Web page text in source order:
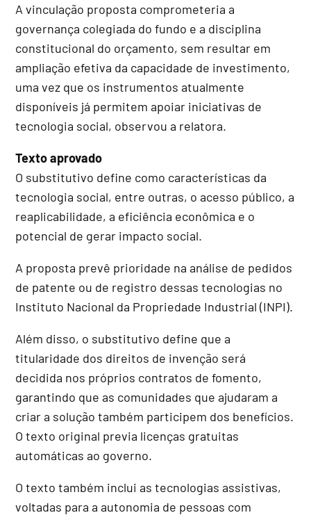
A vinculação proposta comprometeria a
governança colegiada do fundo e a disciplina
constitucional do orçamento, sem resultar em
ampliação efetiva da capacidade de investimento,
uma vez que os instrumentos atualmente
disponíveis já permitem apoiar iniciativas de
tecnologia social, observou a relatora.
Texto aprovado
O substitutivo define como características da
tecnologia social, entre outras, o acesso público, a
reaplicabilidade, a eficiência econômica e o
potencial de gerar impacto social.
A proposta prevê prioridade na análise de pedidos
de patente ou de registro dessas tecnologias no
Instituto Nacional da Propriedade Industrial (INPI).
Além disso, o substitutivo define que a
titularidade dos direitos de invenção será
decidida nos próprios contratos de fomento,
garantindo que as comunidades que ajudaram a
criar a solução também participem dos benefícios.
O texto original previa licenças gratuitas
automáticas ao governo.
O texto também inclui as tecnologias assistivas,
voltadas para a autonomia de pessoas com